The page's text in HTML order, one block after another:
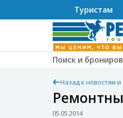
Туристам
Поиск и
Назад к новостям и
05.05.2014